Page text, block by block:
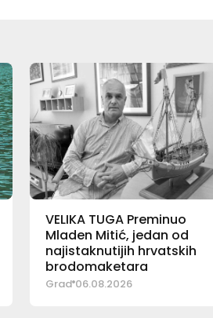
VELIKA TUGA Preminuo
Mladen Mitić, jedan od
najistaknutijih hrvatskih
brodomaketara
Grad 06.08.2026